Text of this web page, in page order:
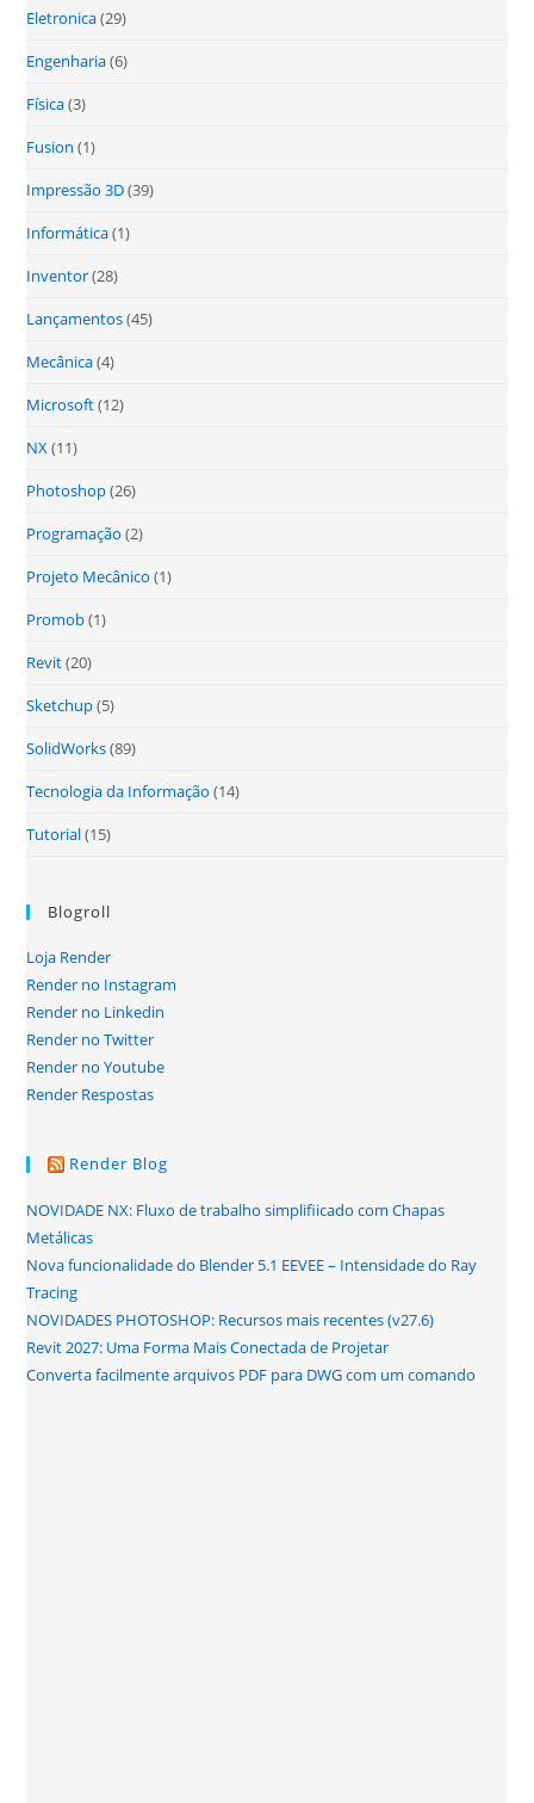
Eletronica(29)
Engenharia(6)
Física(3)
Fusion (1)
Impressão 3D(39)
Informática(1)
Inventor(28)
Lançamentos(45)
Mecânica(4)
Microsoft(12)
NX (11)
Photoshop(26)
Programação (2)
Projeto Mecânico (1)
Promob(1)
Revit(20)
Sketchup(5)
SolidWorks(89)
Tecnologia da Informação (14)
Tutorial(15)
Blogroll
Loja Render
Render no Instagram
Render no Linkedin
Render no Twitter
Render no Youtube
Render Respostas
Render Blog
NOVIDADE NX: Fluxo de trabalho simplifiicado com Chapas
Metálicas
Nova funcionalidade do Blender 5.1 EEVEE – Intensidade do Ray
Tracing
NOVIDADES PHOTOSHOP: Recursos mais recentes (v27.6)
Revit 2027: Uma Forma Mais Conectada de Projetar
Converta facilmente arquivos PDF para DWG com um comando